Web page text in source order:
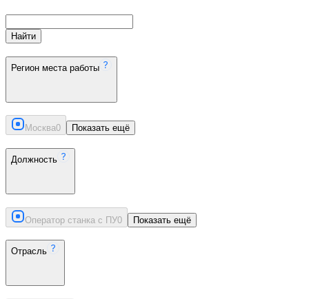
Найти
Регион места работы
Москва0 Показать ещё
Должность
Оператор станка с ПУ0 Показать ещё
Отрасль